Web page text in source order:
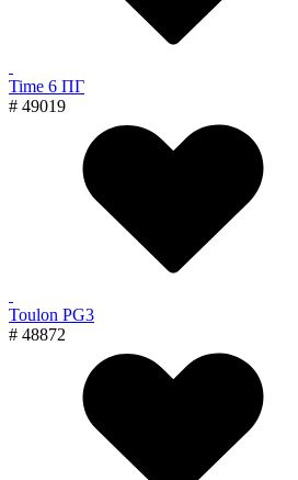
Time 6 ПГ
# 49019
Toulon PG3
# 48872